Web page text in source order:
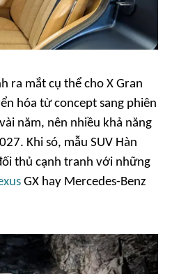
ra mắt cụ thể cho X Gran
hóa từ concept sang phiên
năm, nên nhiều khả năng
Khi só, mẫu SUV Hàn
thủ cạnh tranh với những
GX hay Mercedes-Benz